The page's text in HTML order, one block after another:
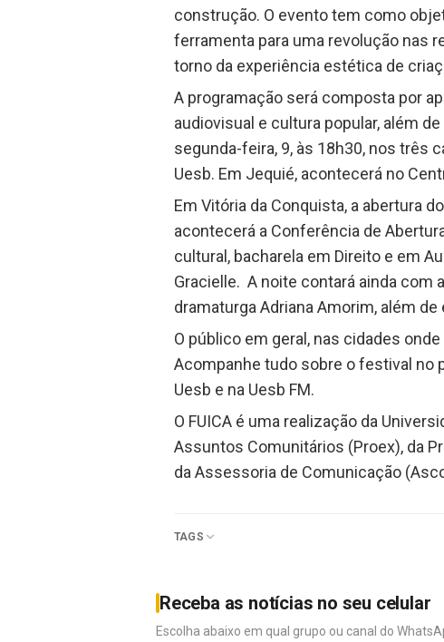
construção. O evento tem como
ferramenta para uma revolução nas
torno da experiência estética de
A programação será composta por
audiovisual e cultura popular, além
segunda-feira, 9, às 18h30, nos três
Uesb. Em Jequié, acontecerá no
Em Vitória da Conquista, a abertura
acontecerá a Conferência de
cultural, bacharela em Direito e em
Gracielle. A noite contará ainda com
dramaturga Adriana Amorim, além
O público em geral, nas cidades
Acompanhe tudo sobre o festival no
Uesb e na Uesb FM.
O FUICA é uma realização da
Assuntos Comunitários (Proex), da
da Assessoria de Comunicação
TAGS
Receba as notícias no seu celular
Escolha abaixo em qual grupo ou canal do